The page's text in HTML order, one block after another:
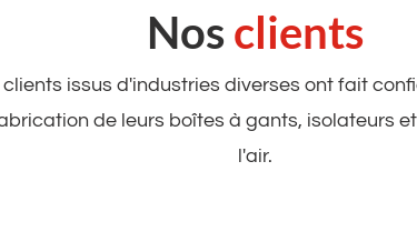
Nosclients
issus d'industries diverses ont fait
de leurs boîtes à gants, isolateurs
l'air.